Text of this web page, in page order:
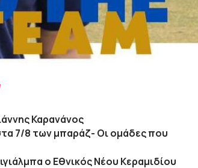
Καρανάνος
7/8 των μπαράζ- Οι ομάδες που
ο Εθνικός Νέου Κεραμιδίου